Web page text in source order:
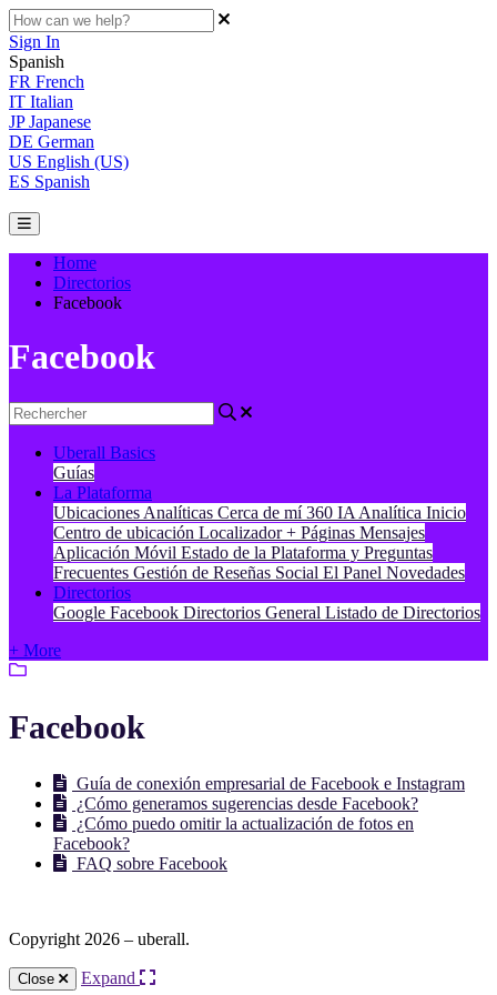
Sign In
Spanish
FR French
IT Italian
JP Japanese
DE German
US English (US)
ES Spanish
Home
Directorios
Facebook
Facebook
Uberall Basics
Guías
La Plataforma
Ubicaciones Analíticas Cerca de mí 360 IA Analítica Inicio
Centro de ubicación Localizador + Páginas Mensajes
Aplicación Móvil Estado de la Plataforma y Preguntas
Frecuentes Gestión de Reseñas Social El Panel Novedades
Directorios
Google Facebook Directorios General Listado de Directorios
+ More
Facebook
Guía de conexión empresarial de Facebook e Instagram
¿Cómo generamos sugerencias desde Facebook?
¿Cómo puedo omitir la actualización de fotos en
Facebook?
FAQ sobre Facebook
Copyright 2026 – uberall.
Close Expand